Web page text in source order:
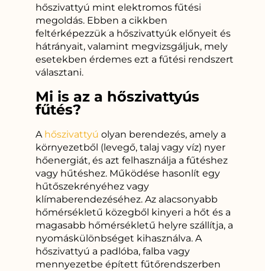
hőszivattyú mint elektromos fűtési
megoldás. Ebben a cikkben
feltérképezzük a hőszivattyúk előnyeit és
hátrányait, valamint megvizsgáljuk, mely
esetekben érdemes ezt a fűtési rendszert
választani.
Mi is az a hőszivattyús
fűtés?
A hőszivattyú olyan berendezés, amely a
környezetből (levegő, talaj vagy víz) nyer
hőenergiát, és azt felhasználja a fűtéshez
vagy hűtéshez. Működése hasonlít egy
hűtőszekrényéhez vagy
klímaberendezéséhez. Az alacsonyabb
hőmérsékletű közegből kinyeri a hőt és a
magasabb hőmérsékletű helyre szállítja, a
nyomáskülönbséget kihasználva. A
hőszivattyú a padlóba, falba vagy
mennyezetbe épített fűtőrendszerben